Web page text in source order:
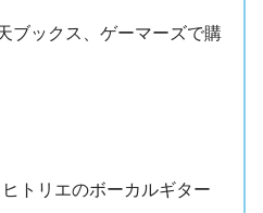
ブックス、ゲーマーズで購
トリエのボーカルギター